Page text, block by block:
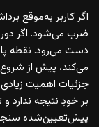
اگر کاربر به‌موقع
ضرب می‌شود. اگر دور
دست می‌رود. نقطه
می‌کند، پیش از
جزئیات اهمیت زیادی
بر خودِ نتیجه ندارد
پیش‌تعیین‌شده